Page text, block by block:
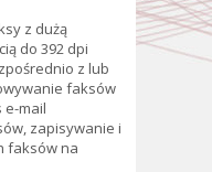
z dużą
do 392 dpi
z lub
faksów
e-mail
zapisywanie i
faksów na